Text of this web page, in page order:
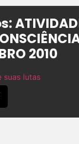
2010
suas lutas